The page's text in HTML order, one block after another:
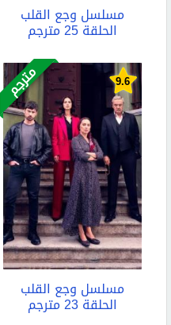
مسلسل وجع القلب
الحلقة 25 مترجم
9.6
مسلسل وجع القلب
الحلقة 23 مترجم
مترجم